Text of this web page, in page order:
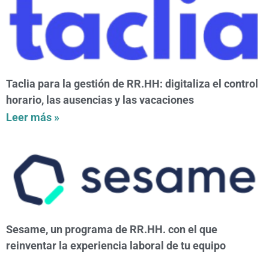
Taclia para la gestión de RR.HH: digitaliza el control
horario, las ausencias y las vacaciones
Leer más »
Sesame, un programa de RR.HH. con el que
reinventar la experiencia laboral de tu equipo